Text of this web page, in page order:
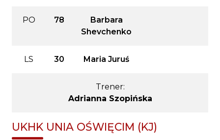
PO 78
Barbara
Shevchenko
LS 30 Maria Juruś
Trener:
Adrianna Szopińska
UKHK UNIA OŚWIĘCIM (KJ)